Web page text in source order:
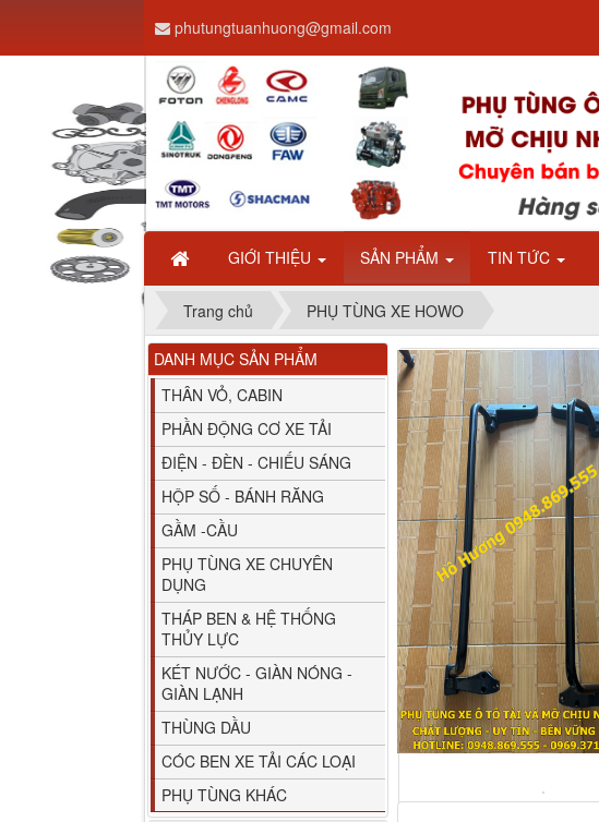
GIỚI THIỆU SẢN PHẨM TIN TỨC
phutungtuanhuong@gmail.com
Trang chủ PHỤ TÙNG XE HOWO
DANH MỤC SẢN PHẨM
THÂN VỎ, CABIN
PHẦN ĐỘNG CƠ XE TẢI
ĐIỆN - ĐÈN - CHIẾU SÁNG
HỘP SỐ - BÁNH RĂNG
GẦM -CẦU
PHỤ TÙNG XE CHUYÊN
DỤNG
THÁP BEN & HỆ THỐNG
THỦY LỰC
KÉT NƯỚC - GIÀN NÓNG -
GIÀN LẠNH
THÙNG DẦU
CÓC BEN XE TẢI CÁC LOẠI
PHỤ TÙNG KHÁC
Dây ga CAMC H08 dài
2.68m
Bình nước phụ
Chenglong hải âu...
80YHCB-60 Bơm xăng
dầu 60m3/h...